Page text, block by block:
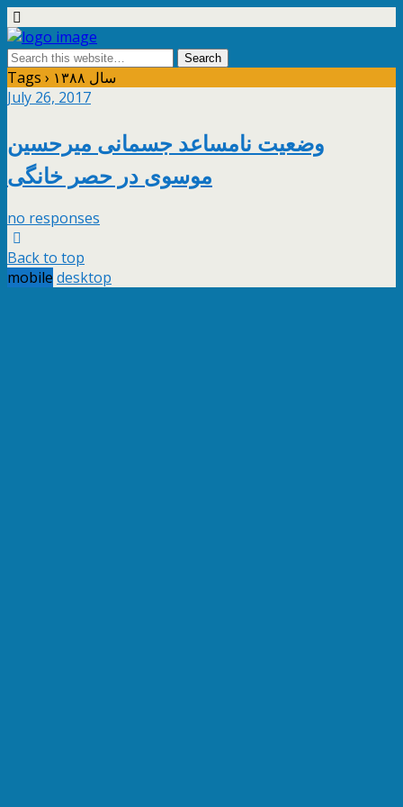
Tags › سال ۱۳۸۸
July 26, 2017
وضعیت نامساعد جسمانی میرحسین
موسوی در حصر خانگی
no responses
Back to top
mobile desktop